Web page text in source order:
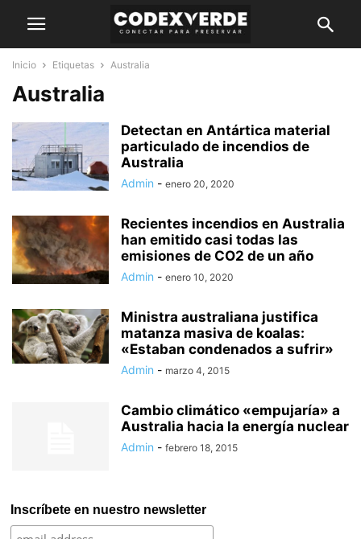
Inicio Etiquetas Australia
Australia
Detectan en Antártica material
particulado de incendios de
Australia
Admin - enero 20, 2020
Recientes incendios en Australia
han emitido casi todas las
emisiones de CO2 de un año
Admin - enero 10, 2020
Ministra australiana justifica
matanza masiva de koalas:
«Estaban condenados a sufrir»
Admin - marzo 4, 2015
Cambio climático «empujaría» a
Australia hacia la energía nuclear
Admin - febrero 18, 2015
Inscríbete en nuestro newsletter